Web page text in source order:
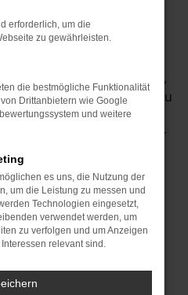
optimieren
spitzen Bleistift rechnen,
für Mainburg genau
mit einem Kauf die
mit einer
entspricht.
Kodiaq Jahreswagen
für Fahrten in Städten wie
liegt darin, dass die
auf dem Buckel
Produktionsfehler
Anders formuliert
bereits auf
erforderlich, um die
zu gewährleisten.
die bestmögliche Funktionalität
Drittanbietern wie Google
und weitere
es uns, die Nutzung der
um die Leistung zu messen und
Technologien eingesetzt,
verwendet werden, um
zu verfolgen und um Anzeigen
relevant sind.